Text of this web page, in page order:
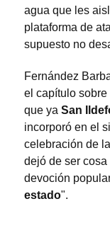
agua que les
plataforma de
supuesto no
Fernández
el capítulo
que ya San
incorporó en el
celebración de
dejó de ser
devoción
estado".